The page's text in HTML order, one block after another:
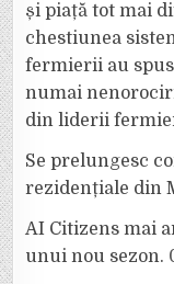
și piață tot mai
chestiunea
fermierii au
numai
din liderii
Se prelungesc
rezidențiale din
AI Citizens mai
unui nou sezon.